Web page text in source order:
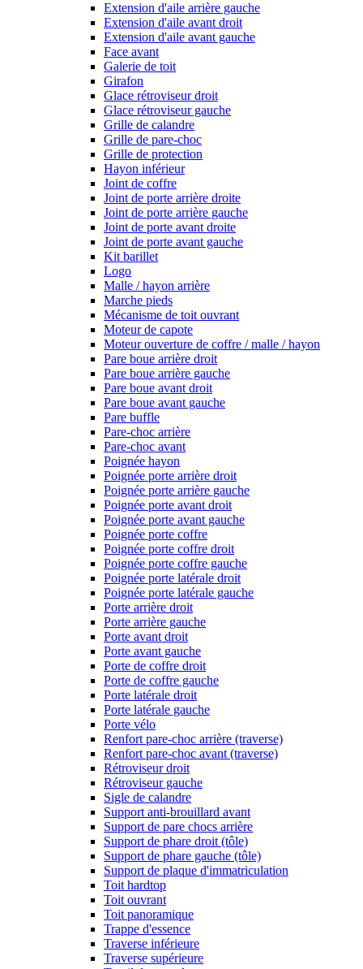
Extension d'aile arrière gauche
Extension d'aile avant droit
Extension d'aile avant gauche
Face avant
Galerie de toit
Girafon
Glace rétroviseur droit
Glace rétroviseur gauche
Grille de calandre
Grille de pare-choc
Grille de protection
Hayon inférieur
Joint de coffre
Joint de porte arrière droite
Joint de porte arrière gauche
Joint de porte avant droite
Joint de porte avant gauche
Kit barillet
Logo
Malle / hayon arrière
Marche pieds
Mécanisme de toit ouvrant
Moteur de capote
Moteur ouverture de coffre / malle / hayon
Pare boue arrière droit
Pare boue arrière gauche
Pare boue avant droit
Pare boue avant gauche
Pare buffle
Pare-choc arrière
Pare-choc avant
Poignée hayon
Poignée porte arrière droit
Poignée porte arrière gauche
Poignée porte avant droit
Poignée porte avant gauche
Poignée porte coffre
Poignée porte coffre droit
Poignée porte coffre gauche
Poignée porte latérale droit
Poignée porte latérale gauche
Porte arrière droit
Porte arrière gauche
Porte avant droit
Porte avant gauche
Porte de coffre droit
Porte de coffre gauche
Porte latérale droit
Porte latérale gauche
Porte vélo
Renfort pare-choc arrière (traverse)
Renfort pare-choc avant (traverse)
Rétroviseur droit
Rétroviseur gauche
Sigle de calandre
Support anti-brouillard avant
Support de pare chocs arrière
Support de phare droit (tôle)
Support de phare gauche (tôle)
Support de plaque d'immatriculation
Toit hardtop
Toit ouvrant
Toit panoramique
Trappe d'essence
Traverse inférieure
Traverse supérieure